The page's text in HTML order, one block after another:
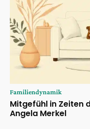
Familiendynamik
Mitgefühl in Zeiten
Angela Merkel